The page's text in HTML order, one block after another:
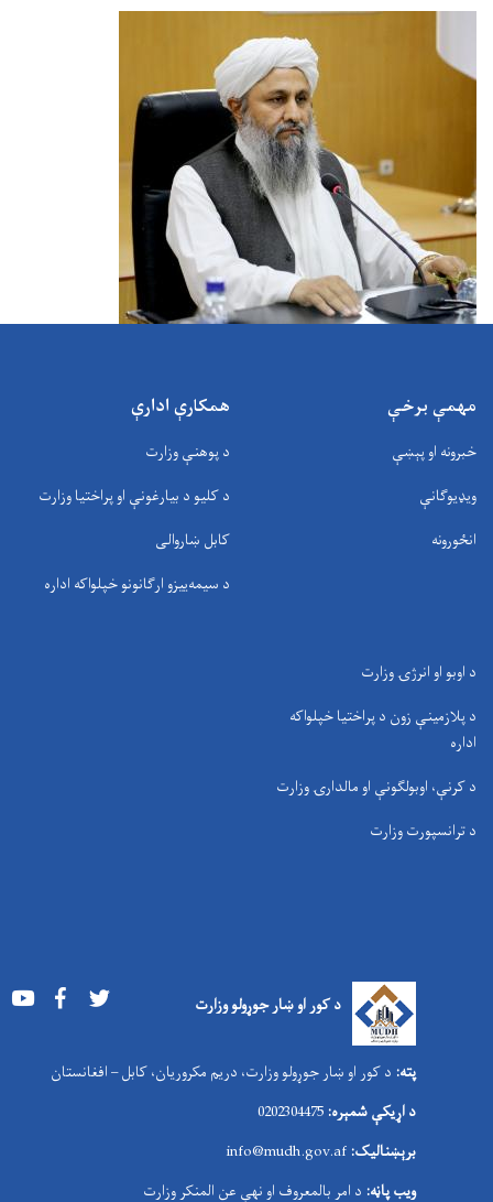
مهمې برخې
خبرونه او پېښې
ویډیوګانې
انځورونه
همکارې ادارې
د پوهنې وزارت
د کلیو د بیارغونې او پراختیا وزارت
کابل ښاروالی
د سيمه‌ييزو ارګانونو خپلواکه اداره
د اوبو او انرژۍ وزارت
د پلازمینې زون د پراختیا خپلواکه
اداره
د کرنې، اوبولګونې او مالدارۍ وزارت
د ترانسپورت وزارت
د کور او ښار جوړولو وزارت Youtube Facebook
پته: د کور او ښار جوړولو وزارت، دریم مکروریان، کابل – افغانستان
د اړیکې شمېره:
برېښنالیک:
info@mudh.gov.af
ویب پاڼه: د امر بالمعروف او نهې عن المنکر وزارت